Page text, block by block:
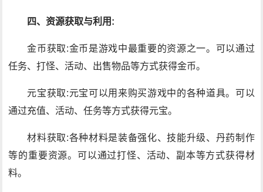
四、资源获取与利用:
金币获取:金币是游戏中最重要的资源之一。可以通过
任务、打怪、活动、出售物品等方式获得金币。
元宝获取:元宝可以用来购买游戏中的各种道具。可以
通过充值、活动、任务等方式获得元宝。
材料获取:各种材料是装备强化、技能升级、丹药制作
等的重要资源。可以通过打怪、活动、副本等方式获得材
料。